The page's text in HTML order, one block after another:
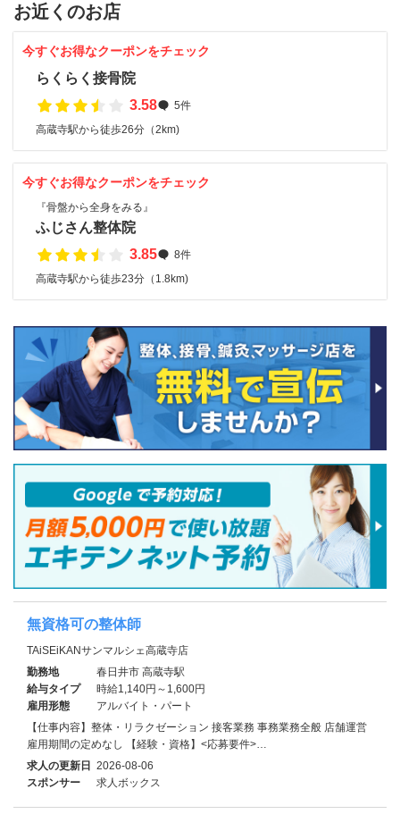
お近くのお店
今すぐお得なクーポンをチェック
らくらく接骨院
3.58
5件
高蔵寺駅から徒歩26分（2km)
今すぐお得なクーポンをチェック
『骨盤から全身をみる』
ふじさん整体院
3.85
8件
高蔵寺駅から徒歩23分（1.8km)
無資格可の整体師
TAiSEiKANサンマルシェ高蔵寺店
勤務地
春日井市 高蔵寺駅
給与タイプ
時給1,140円～1,600円
雇用形態
アルバイト・パート
【仕事内容】整体・リラクゼーション 接客業務 事務業務全般 店舗運営
雇用期間の定めなし 【経験・資格】<応募要件>…
求人の更新日 2026-08-06
スポンサー
求人ボックス